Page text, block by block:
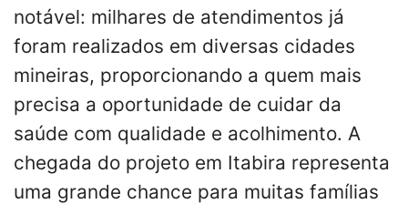
notável: milhares de atendimentos já
foram realizados em diversas cidades
mineiras, proporcionando a quem mais
precisa a oportunidade de cuidar da
saúde com qualidade e acolhimento. A
chegada do projeto em Itabira representa
uma grande chance para muitas famílias